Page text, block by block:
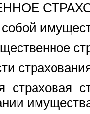
страховая